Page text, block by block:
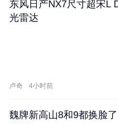
东风日产NX7尺寸超宋L
光雷达
卢奇 4小时前
魏牌新高山8和9都换脸